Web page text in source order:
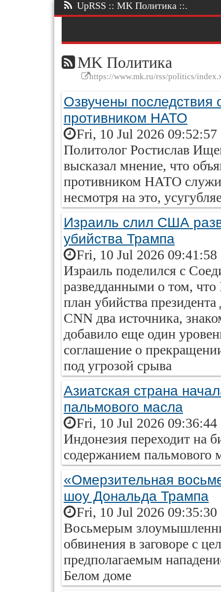
UpRSS :: MK Политика ::.
MK Политика
https://www.mk.ru/rss/politics/
Озвучены последствия
противником НАТО
Fri, 10 Jul 2026 09:52:57
Политолог Ростислав
высказал мнение, что
противником НАТО
несмотря на это,
Израиль слил США
убийства Трампа
Fri, 10 Jul 2026 09:41:58
Израиль поделился с
разведданными о том,
план убийства
CNN два источника,
добавило еще один
соглашение о
под угрозой срыва
Азиатская страна
пальмового масла
Fri, 10 Jul 2026 09:36:44
Индонезия переходит на
содержанием пальмового
«Омерзительная
шоу Дональда Трампа
Fri, 10 Jul 2026 09:35:30
Восьмерым
обвинения в заговоре с
предполагаемым
Белом доме